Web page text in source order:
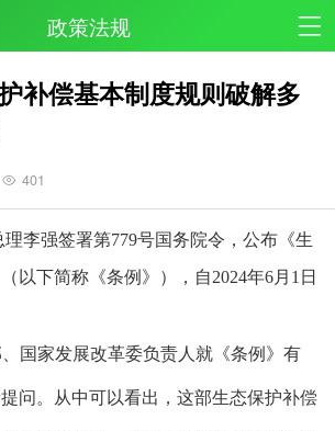
政策法规
补偿基本制度规则破解多
401
李强签署第779号国务院令，公布《生
以下简称《条例》），自2024年6月1日
国家发展改革委负责人就《条例》有
问。从中可以看出，这部生态保护补偿